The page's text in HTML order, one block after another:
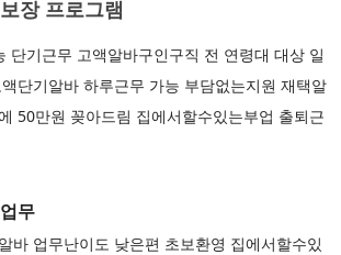
장 프로그램
기근무 고액알바구인구직 전 연령대 대상 일
단기알바 하루근무 가능 부담없는지원 재택알
50만원 꽂아드림 집에서할수있는부업 출퇴근
무
바 업무난이도 낮은편 초보환영 집에서할수있